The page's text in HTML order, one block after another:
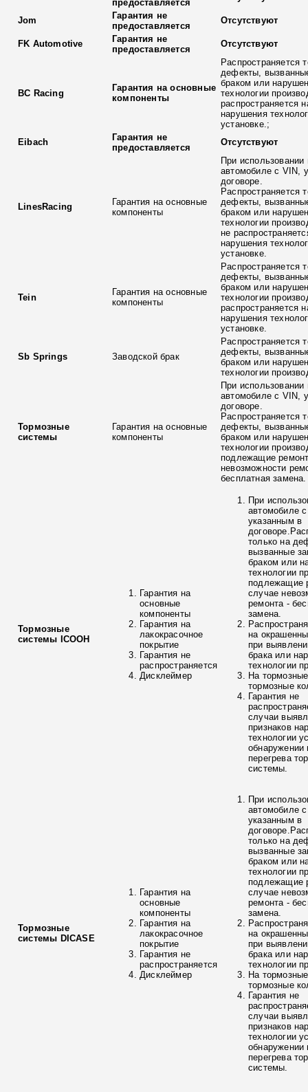
предоставляется
Jom
Гарантия не
предоставляется
Отсутствуют
FK Automotive
Гарантия не
предоставляется
Отсутствуют
BC Racing
Гарантия на основные
компоненты
Распространяется
дефекты,
браком или
технологии
распространяется
нарушения
установке.;
Eibach
Гарантия не
предоставляется
Отсутствуют
LinesRacing
Гарантия на основные
компоненты
При использовании
автомобиле с VIN,
договоре.
Распространяется
дефекты,
браком или
технологии
не
нарушения
установке.
Tein
Гарантия на основные
компоненты
Распространяется
дефекты,
браком или
технологии
распространяется
нарушения
установке.
Sb Springs Заводской брак
Распространяется
дефекты,
браком или
технологии
Тормозные
системы
Гарантия на основные
компоненты
При использовании
автомобиле с VIN,
договоре.
Распространяется
дефекты,
браком или
технологии
подлежащие
невозможности
бесплатная замена.
Тормозные
системы ICOOH
Гарантия на
основные
компоненты
Гарантия на
лакокрасочное
покрытие
Гарантия не
распространяется
Дисклеймер
При
автомобиле
указанным в
только на
вызванные
браком или
технологии
подлежащие
случае
ремонта -
замена.
на
при
брака или
технологии
На
тормозные
Гарантия не
случаи
признаков
технологии
обнаружении
перегрева
системы.
Тормозные
системы DICASE
Гарантия на
основные
компоненты
Гарантия на
лакокрасочное
покрытие
Гарантия не
распространяется
Дисклеймер
При
автомобиле
указанным в
только на
вызванные
браком или
технологии
подлежащие
случае
ремонта -
замена.
на
при
брака или
технологии
На
тормозные
Гарантия не
случаи
признаков
технологии
обнаружении
перегрева
системы.